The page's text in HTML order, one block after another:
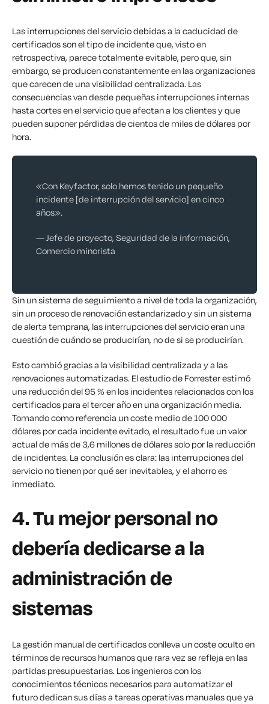
Las interrupciones del servicio debidas a la caducidad de
certificados son el tipo de incidente que, visto en
retrospectiva, parece totalmente evitable, pero que, sin
embargo, se producen constantemente en las organizaciones
que carecen de una visibilidad centralizada. Las
consecuencias van desde pequeñas interrupciones internas
hasta cortes en el servicio que afectan a los clientes y que
pueden suponer pérdidas de cientos de miles de dólares por
hora.
«Con Keyfactor, solo hemos tenido un pequeño
incidente [de interrupción del servicio] en cinco
años».
— Jefe de proyecto, Seguridad de la información,
Comercio minorista
Sin un sistema de seguimiento a nivel de toda la organización,
sin un proceso de renovación estandarizado y sin un sistema
de alerta temprana, las interrupciones del servicio eran una
cuestión de cuándo se producirían, no de si se producirían.
Esto cambió gracias a la visibilidad centralizada y a las
renovaciones automatizadas. El estudio de Forrester estimó
una reducción del 95 % en los incidentes relacionados con los
certificados para el tercer año en una organización media.
Tomando como referencia un coste medio de 100 000
dólares por cada incidente evitado, el resultado fue un valor
actual de más de 3,6 millones de dólares solo por la reducción
de incidentes. La conclusión es clara: las interrupciones del
servicio no tienen por qué ser inevitables, y el ahorro es
inmediato.
4. Tu mejor personal no
debería dedicarse a la
administración de
sistemas
La gestión manual de certificados conlleva un coste oculto en
términos de recursos humanos que rara vez se refleja en las
partidas presupuestarias. Los ingenieros con los
conocimientos técnicos necesarios para automatizar el
futuro dedican sus días a tareas operativas manuales que ya